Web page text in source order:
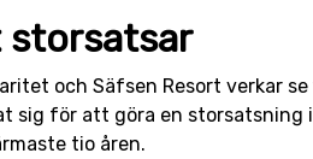
storsatsar
och Säfsen Resort verkar
sig för att göra en
tio åren.